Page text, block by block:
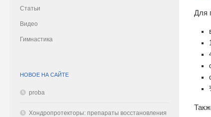
Для
Статьи
Видео
Гимнастика
НОВОЕ НА САЙТЕ
proba
Хондропротекторы: препараты восстановления